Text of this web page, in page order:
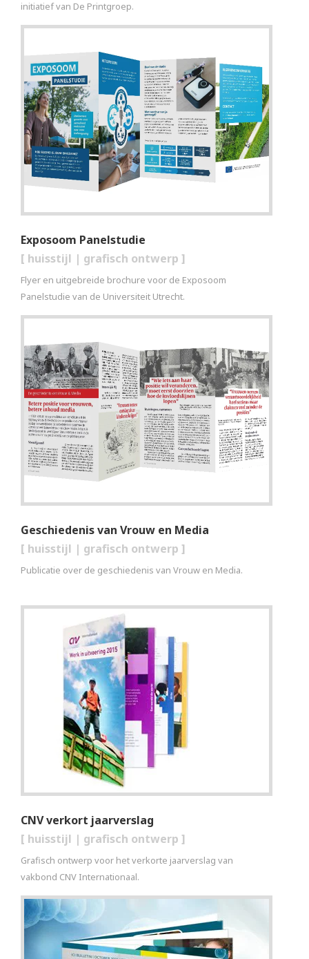
initiatief van De Printgroep.
Exposoom Panelstudie
[ huisstijl | grafisch ontwerp ]
Flyer en uitgebreide brochure voor de Exposoom
Panelstudie van de Universiteit Utrecht.
Geschiedenis van Vrouw en Media
[ huisstijl | grafisch ontwerp ]
Publicatie over de geschiedenis van Vrouw en Media.
CNV verkort jaarverslag
[ huisstijl | grafisch ontwerp ]
Grafisch ontwerp voor het verkorte jaarverslag van
vakbond CNV Internationaal.